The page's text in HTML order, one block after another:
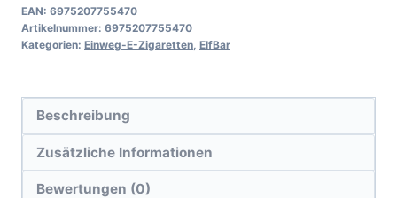
EAN: 6975207755470
Artikelnummer: 6975207755470
Kategorien: Einweg-E-Zigaretten ElfBar
Beschreibung
Zusätzliche Informationen
Bewertungen (0)